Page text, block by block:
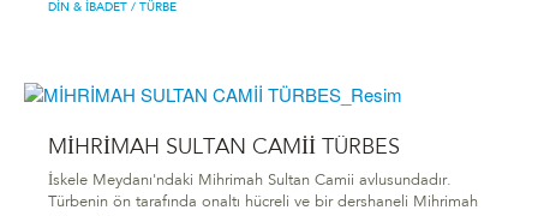
DIN & İBADET / TÜRBE
MİHRİMAH SULTAN CAMİİ TÜRBES
İskele Meydanı'ndaki Mihrimah Sultan Camii avlusundadır.
Türbenin ön tarafında onaltı hücreli ve bir dershaneli Mihrimah